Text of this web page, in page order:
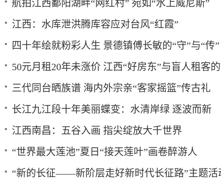
航拍江西鄱阳湖畔“网红村” 宛如“水上威尼斯”
江西：水库泄洪腾库容应对台风“红霞”
四十年绘就粉彩人生 景德镇傅长敏的“守”与“传”
50元月租20年未涨价 江西“好房东”与盲人租客
三代同台晒族谱 海内外宗亲“客家摇篮”传古礼
长江九江段十年美丽蝶变：水清岸绿 逐波而新
江西南昌：五谷入画 指尖绽放大千世界
“世界最大莲池”夏日“接天莲叶”画卷醉游人
“新的长征——新阶层走好新时代长征路”主题活